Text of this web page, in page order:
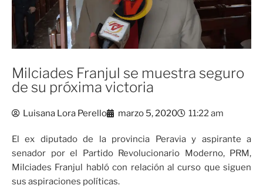
Milciades Franjul se muestra seguro
de su próxima victoria
Luisana Lora Perello marzo 5, 2020 11:22 am
El ex diputado de la provincia Peravia y aspirante a
senador por el Partido Revolucionario Moderno, PRM,
Milciades Franjul habló con relación al curso que siguen
sus aspiraciones políticas.